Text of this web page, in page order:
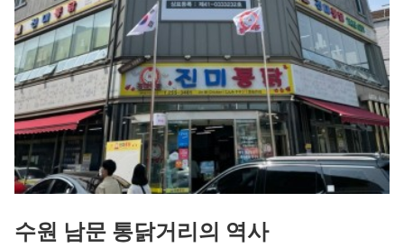
수원 남문 통닭거리의 역사